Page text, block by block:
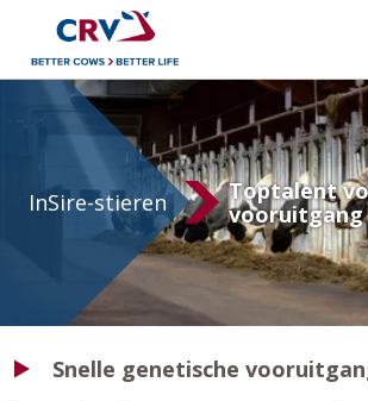
InSire
InSire-stieren
Toptalent
vooruitgang
Snelle genetische